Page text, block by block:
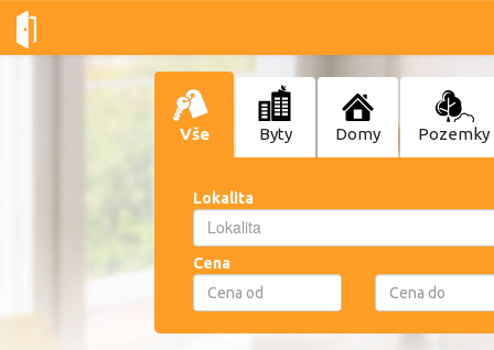
Vše Byty Domy Pozemky
Lokalita
Lokalita
Lokalita
Cena